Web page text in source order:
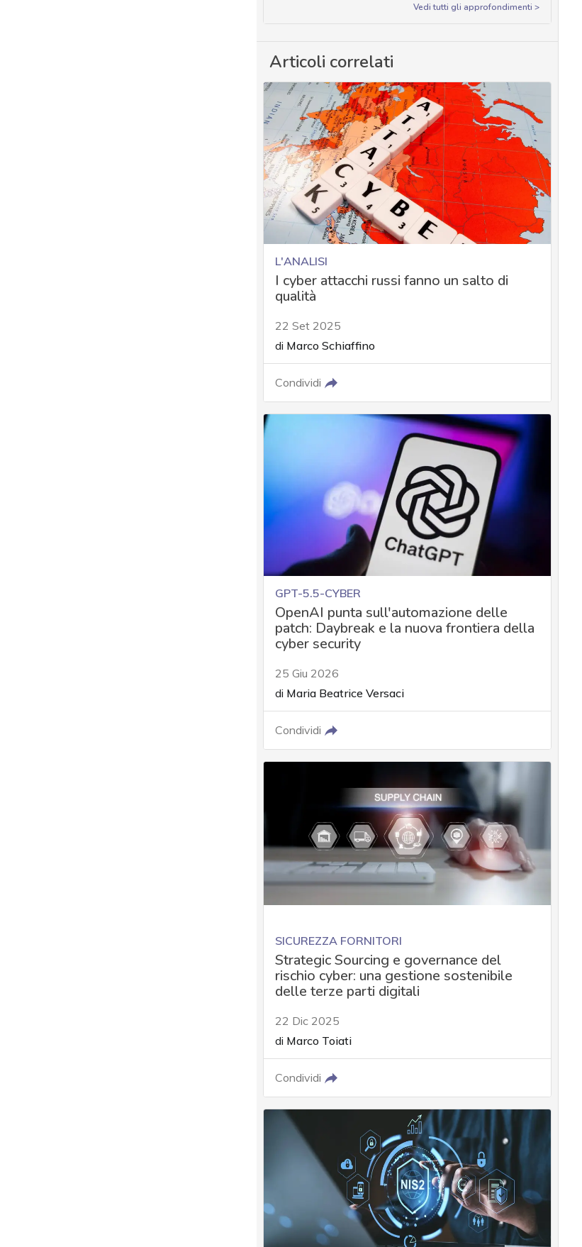
Vedi tutti gli approfondimenti >
Articoli correlati
L'ANALISI
I cyber attacchi russi fanno un salto di
qualità
22 Set 2025
di Marco Schiaffino
Condividi
GPT-5.5-CYBER
OpenAI punta sull'automazione delle
patch: Daybreak e la nuova frontiera della
cyber security
25 Giu 2026
di Maria Beatrice Versaci
Condividi
SICUREZZA FORNITORI
Strategic Sourcing e governance del
rischio cyber: una gestione sostenibile
delle terze parti digitali
22 Dic 2025
di Marco Toiati
Condividi